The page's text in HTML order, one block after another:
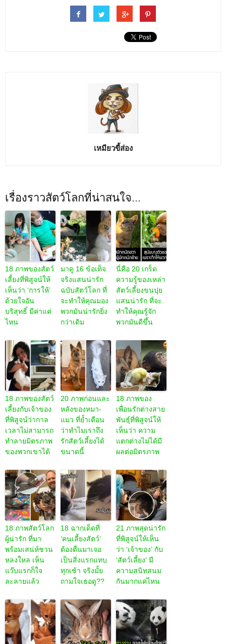
เหมียวขี้ส่อง
เรื่องราวสัตว์โลกที่น่าสนใจ...
18 ภาพของสัตว์
เลี้ยงที่พิสูจน์ให้
เห็นว่า ‘การให้’
ด้วยใจอัน
บริสุทธิ์ มีค่าแค่
ไหน
มาดู 16 ข้อเท็จ
จริงแสนน่ารัก
ฉบับสัตว์โลก ที่
จะทำให้คุณมอง
พวกมันน่ารักยิ่ง
กว่าเดิม
นี่คือ 20 เกร็ด
ความรู้ของเหล่า
สัตว์เลี้ยงขนปุย
แสนน่ารัก ที่จะ
ทำให้คุณรู้จัก
พวกมันดีขึ้น
18 ภาพของสัตว์
เลี้ยงกับเจ้าของ
ที่พิสูจน์ว่ากาล
เวลาไม่สามารถ
ทำลายมิตรภาพ
ของพวกเขาได้
20 ภาพก่อนและ
หลังของหมา-
แมว ที่ย้ำเตือน
ว่าทำไมเราถึง
รักสัตว์เลี้ยงได้
ขนาดนี้
18 ภาพของ
เพื่อนรักต่างสาย
พันธุ์ที่พิสูจน์ให้
เห็นว่า ความ
แตกต่างไม่ได้มี
ผลต่อมิตรภาพ
18 ภาพสัตว์โลก
ผู้น่ารัก ที่มา
พร้อมเสน่ห์ชวน
หลงใหล เห็น
แว๊บแรกก็ใจ
ละลายแล้ว
18 ฉากเด็ดที่
‘คนเลี้ยงสัตว์’
ต้องตื่นมาเจอ
เป็นสิ่งแรกแทบ
ทุกเช้า จริงมั้ย
ถามใจเธอดู??
21 ภาพสุดน่ารัก
ที่พิสูจน์ให้เห็น
ว่า ‘เจ้าของ’ กับ
‘สัตว์เลี้ยง’ มี
ความสนิทสนม
กันมากแค่ไหน